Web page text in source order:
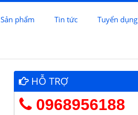
Sản phẩm Tin tức Tuyển dụng
HỖ TRỢ
0968956188